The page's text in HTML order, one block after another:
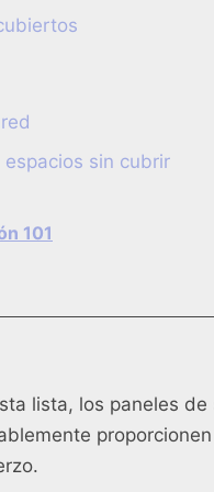
sin cubrir
101
lista, los paneles